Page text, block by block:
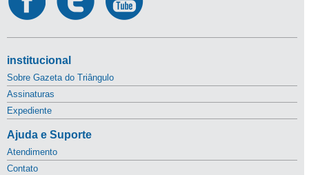
institucional
Sobre Gazeta do Triângulo
Assinaturas
Expediente
Ajuda e Suporte
Atendimento
Contato